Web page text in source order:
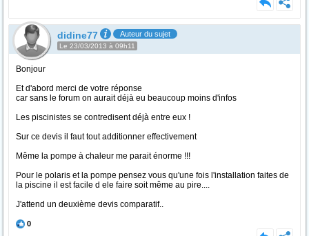
didine77 Auteur du sujet
Le 23/03/2013 à 09h11
Bonjour
Et d'abord merci de votre réponse
car sans le forum on aurait déjà eu beaucoup moins d'infos
Les piscinistes se contredisent déjà entre eux !
Sur ce devis il faut tout additionner effectivement
Même la pompe à chaleur me parait énorme !!!
Pour le polaris et la pompe pensez vous qu'une fois l'installation faites de
la piscine il est facile d ele faire soit même au pire....
J'attend un deuxième devis comparatif..
0